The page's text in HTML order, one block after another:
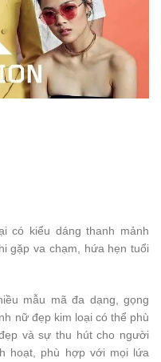
có kiểu dáng thanh mảnh
gặp va chạm, hứa hẹn tuổi
mẫu mã đa dạng, gọng
nữ đẹp kim loại có thể phù
và sự thu hút cho người
hoạt, phù hợp với mọi lứa